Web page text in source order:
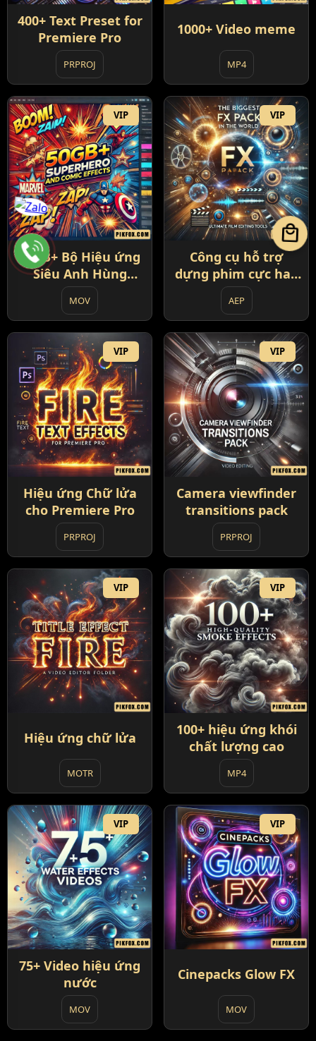
400+ Text Preset for
Premiere Pro
PRPROJ
1000+ Video meme
MP4
VIP
50GB+ Bộ Hiệu ứng
Siêu Anh Hùng
Marvel và Comic
MOV
VIP
Công cụ hỗ trợ
dựng phim cực hay
- The Biggest FX
Pack in the World
AEP
VIP
Hiệu ứng Chữ lửa
cho Premiere Pro
PRPROJ
VIP
Camera viewfinder
transitions pack
PRPROJ
VIP
Hiệu ứng chữ lửa
MOTR
VIP
100+ hiệu ứng khói
chất lượng cao
MP4
VIP
75+ Video hiệu ứng
nước
MOV
VIP
Cinepacks Glow FX
MOV
local_mall